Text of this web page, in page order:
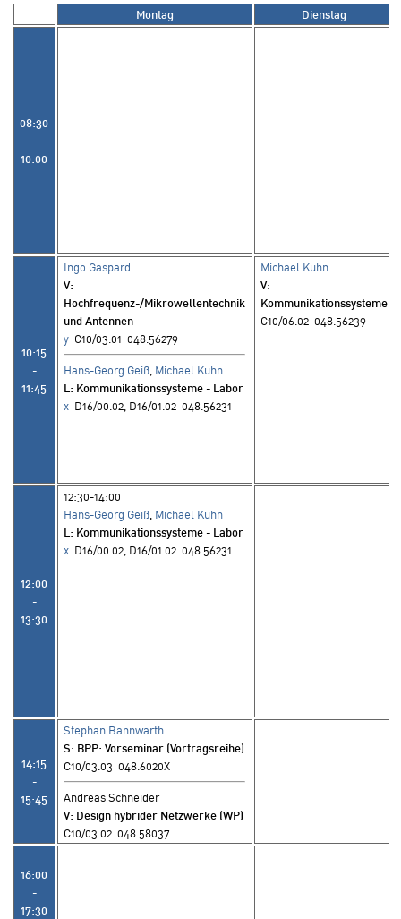
Montag Dienstag
08:30
-
10:00
10:15
-
11:45
Ingo Gaspard
V:
Hochfrequenz-/Mikrowellentechnik
und Antennen
y C10/03.01 048.56279
Hans-Georg Geiß Michael Kuhn
L : Kommunikationssysteme - Labor
x D16/00.02, D16/01.02 048.56231
Michael Kuhn
V:
Kommunikationssysteme
C10/06.02 048.56239
12:00
-
13:30
12:30-14:00
Hans-Georg Geiß Michael Kuhn
L : Kommunikationssysteme - Labor
x D16/00.02, D16/01.02 048.56231
14:15
-
15:45
Stephan Bannwarth
S: BPP: Vorseminar (Vortragsreihe)
C10/03.03 048.6020X
Andreas Schneider
V: Design hybrider Netzwerke (WP)
C10/03.02 048.58037
16:00
-
17:30